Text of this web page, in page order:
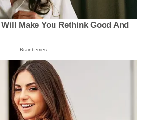
Make You Rethink Good And
Brainberries